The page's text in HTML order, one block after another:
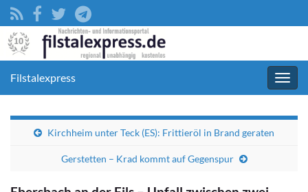
Filstalexpress
Kirchheim unter Teck (ES): Frittieröl in Brand geraten
Gerstetten – Krad kommt auf Gegenspur